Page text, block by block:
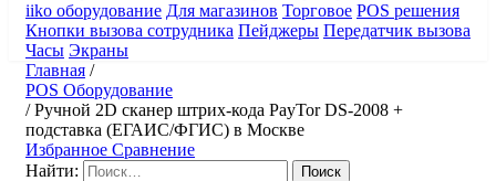
iiko оборудование Для магазинов Торговое POS решения
Кнопки вызова сотрудника Пейджеры Передатчик вызова
Часы Экраны
Главная /
POS Оборудование
/Ручной 2D сканер штрих-кода PayTor DS-2008 +
подставка (ЕГАИС/ФГИС) в Москве
Избранное Сравнение
Найти: